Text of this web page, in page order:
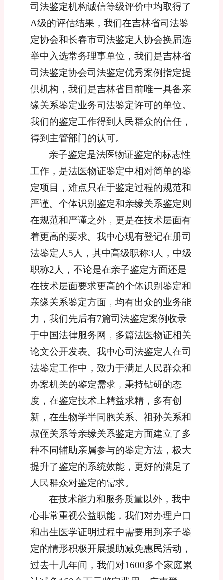
司法鉴定机构诚信等级评价中均取得了
A级的评估结果，我们在吉林省司法鉴
定协会和长春市司法鉴定人协会换届选
举中入选常务理事单位，我们是吉林省
司法鉴定协会司法鉴定优秀案例指定提
供机构，我们是吉林省目前唯一具备亲
缘关系鉴定业务司法鉴定许可的单位。
我们的鉴定工作得到人民群众的信任，
得到主管部门的认可。
亲子鉴定是法医物证鉴定的标志性
工作，是法医物证鉴定中相对简单的鉴
定项目，难点只在于鉴定过程的规范和
严谨。个体识别鉴定和亲缘关系鉴定则
在规范和严谨之外，更是在技术层面有
着更高的要求。我中心现有登记在册司
法鉴定人5人，其中高级职称3人，中级
职称2人，不论是在亲子鉴定方面还是
在技术层面要求更高的个体识别鉴定和
亲缘关系鉴定方面，均有出众的业务能
力，我们先后有7篇司法鉴定案例收录
于中国法律服务网，多篇法医物证相关
论文公开发表。我中心司法鉴定人在司
法鉴定工作中，致力于满足人民群众和
办案机关的鉴定需求，秉持钻研的态
度，在鉴定技术上精益求精，多有创
新，在生物学半同胞关系、祖孙关系和
叔侄关系等亲缘关系鉴定方面建立了多
种不同辅助亲属参与的鉴定方法，极大
提升了鉴定的系统效能，更好的满足了
人民群众对鉴定的需求。
在技术能力和服务质量以外，我中
心非常重视公益职能，我们对办理户口
和出生医学证明过程中需要用到亲子鉴
定的情形积极开展援助减免惠民活动，
过去十几年间，我们对1600多个家庭累